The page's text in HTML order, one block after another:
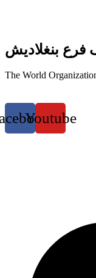
فرع بنغلاديش
The World
Youtube